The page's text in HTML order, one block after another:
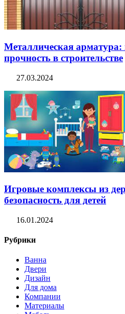
Металлическая арматура:
прочность в строительстве
27.03.2024
Игровые комплексы из
безопасность для детей
16.01.2024
Рубрики
Ванна
Двери
Дизайн
Для дома
Компании
Материалы